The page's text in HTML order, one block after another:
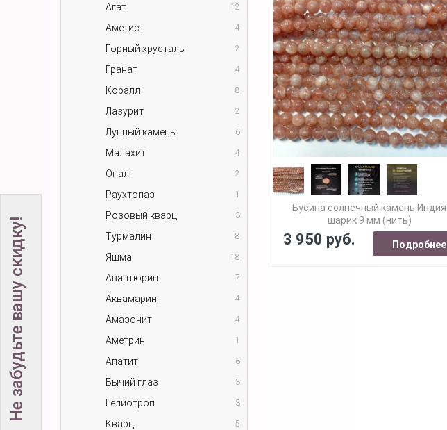
Агат
12
Аметист 4
Горный хрусталь 2
Гранат 4
Коралл 8
Лазурит 2
Лунный камень 6
Малахит 4
Опал 2
Раухтопаз 1
Розовый кварц 3
Турмалин 8
Яшма 18
Авантюрин 7
Аквамарин 4
Амазонит 4
Аметрин 1
Апатит 6
Бычий глаз 3
Гелиотроп 3
Кварц 5
Бусина солнечный камень Индия
шарик 9 мм (нить)
3 950 руб. Подробнее
Не забудьте вашу скидку!